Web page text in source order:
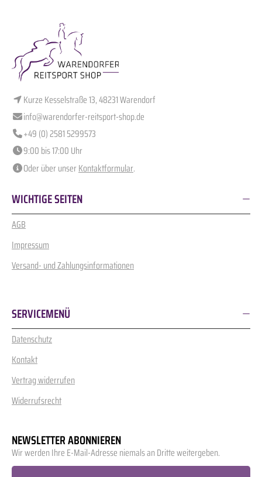
Kurze Kesselstraße 13, 48231 Warendorf
info@warendorfer-reitsport-shop.de
+49 (0) 2581 5299573
9:00 bis 17:00 Uhr
Oder über unserKontaktformular.
WICHTIGE SEITEN
AGB
Impressum
Versand- und Zahlungsinformationen
SERVICEMENÜ
Datenschutz
Kontakt
Vertrag widerrufen
Widerrufsrecht
NEWSLETTER ABONNIEREN
Wir werden Ihre E-Mail-Adresse niemals an Dritte weitergeben.